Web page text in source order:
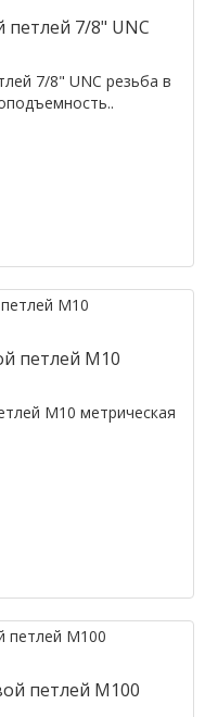
7/8" UNC
7/8" UNC резьба в
петлей M10
M10 метрическая
петлей M100